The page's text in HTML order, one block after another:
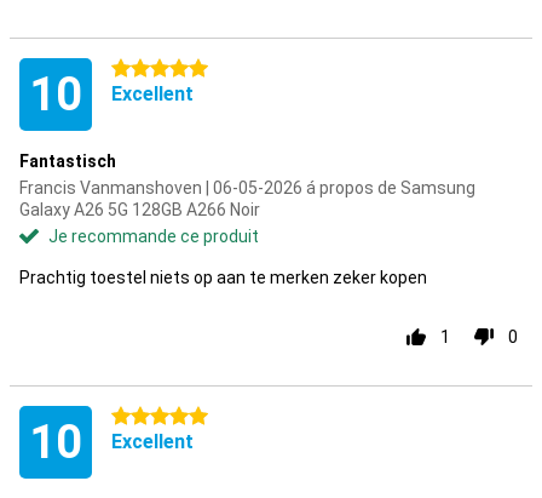
10 5 étoiles
Excellent
Fantastisch
Francis Vanmanshoven | 06-05-2026 á propos de Samsung
Galaxy A26 5G 128GB A266 Noir
Je recommande ce produit
Prachtig toestel niets op aan te merken zeker kopen
1 0
10 5 étoiles
Excellent